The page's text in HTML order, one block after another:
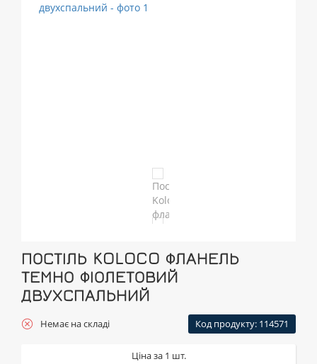
ПОСТІЛЬ KOLOCO ФЛАНЕЛЬ
ТЕМНО ФІОЛЕТОВИЙ
ДВУХСПАЛЬНИЙ
Немає на складі Код продукту: 114571
Ціна за 1 шт.